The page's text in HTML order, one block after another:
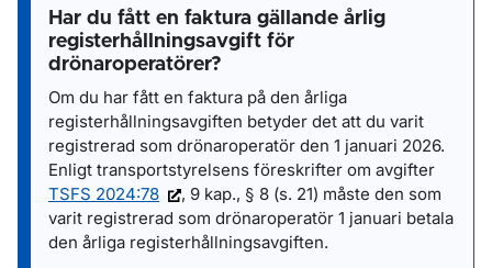
Har du fått en faktura gällande årlig
registerhållningsavgift för
drönaroperatörer?
Om du har fått en faktura på den årliga
registerhållningsavgiften betyder det att du varit
registrerad som drönaroperatör den 1 januari 2026.
Enligt transportstyrelsens föreskrifter om avgifter
TSFS 2024:78
, 9 kap., § 8 (s. 21) måste den som
varit registrerad som drönaroperatör 1 januari betala
den årliga registerhållningsavgiften.